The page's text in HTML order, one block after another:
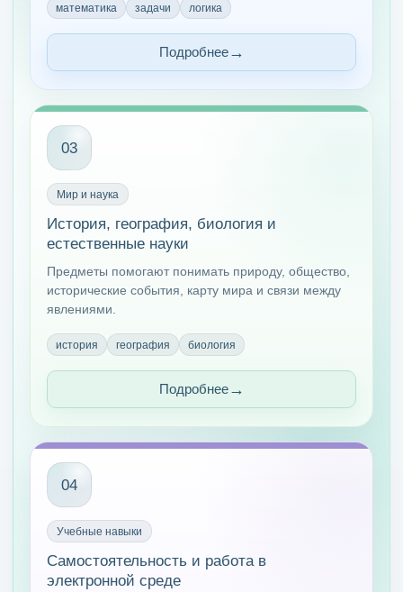
математика задачи логика
Подробнее
03
Мир и наука
История, география, биология и
естественные науки
Предметы помогают понимать природу, общество,
исторические события, карту мира и связи между
явлениями.
история география биология
Подробнее
04
Учебные навыки
Самостоятельность и работа в
электронной среде